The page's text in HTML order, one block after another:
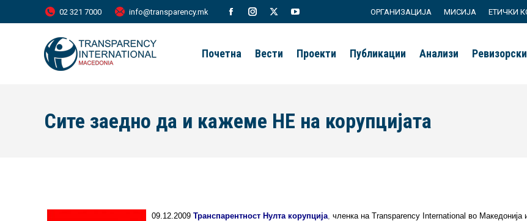
02 321 7000 info@transparency.mk
Facebook
window
Instagram
window
X
window
YouTube
opens
window
ОРГАНИЗАЦИЈА МИСИЈА ЕТИЧКИ
Почетна Вести Проекти Публикации Анализи
Сите заедно да и кажеме НЕ на корупцијата
09.12.2009 Транспарентност Нулта корупција, членка на Transparency International во